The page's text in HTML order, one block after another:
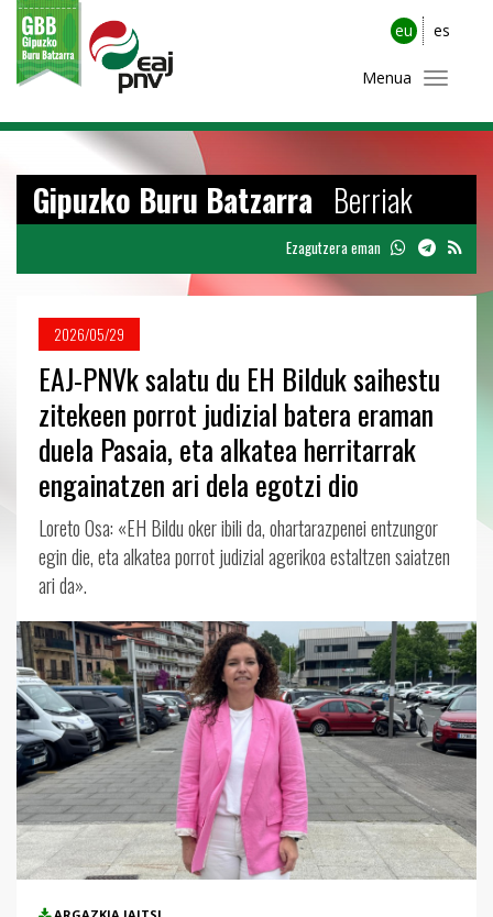
eu es
Menua
Gipuzko Buru Batzarra Berriak
Ezagutzera eman
2026/05/29
EAJ-PNVk salatu du EH Bilduk saihestu
zitekeen porrot judizial batera eraman
duela Pasaia, eta alkatea herritarrak
engainatzen ari dela egotzi dio
Loreto Osa: «EH Bildu oker ibili da, ohartarazpenei entzungor
egin die, eta alkatea porrot judizial agerikoa estaltzen saiatzen
ari da».